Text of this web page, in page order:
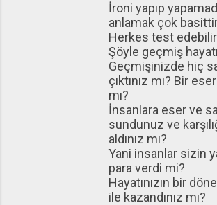
İroni yapıp
anlamak çok
Herkes test
Şöyle geçmiş
Geçmişinizde hiç
çıktınız mı? Bir
mı?
İnsanlara eser ve
sundunuz ve
aldınız mı?
Yani insanlar sizin
para verdi mi?
Hayatınızın bir
ile kazandınız mı?